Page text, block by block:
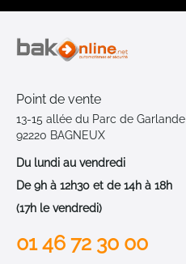
Point de vente
13-15 allée du Parc de Garlande
92220 BAGNEUX
Du lundi au vendredi
De 9h à 12h30 et de 14h à 18h
(17h le vendredi)
01 46 72 30 00